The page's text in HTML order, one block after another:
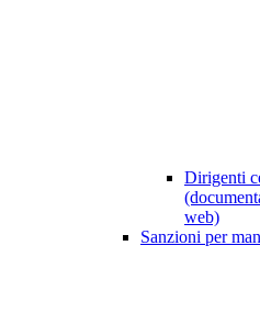
Dirigenti
web)
Sanzioni per